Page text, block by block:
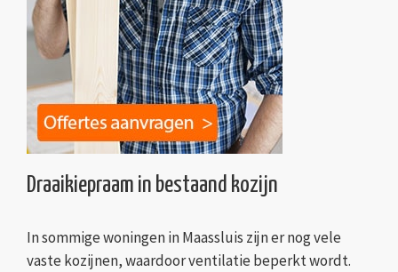
Draaikiepraam in bestaand kozijn
In sommige woningen in Maassluis zijn er nog vele
vaste kozijnen, waardoor ventilatie beperkt wordt.